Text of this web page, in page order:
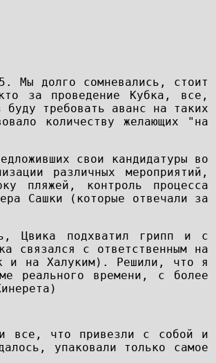
Мы долго сомневались, стоит
за проведение Кубка, все,
требовать аванс на таких
количеству желающих "на
свои кандидатуры во
различных мероприятий,
пляжей, контроль процесса
Сашки (которые отвечали за
Цвика подхватил грипп и с
связался с ответственным на
и на Халуким). Решили, что я
реального времени, с более
все, что привезли с собой и
упаковали только самое